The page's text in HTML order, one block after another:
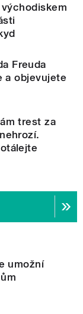
Freuda
a objevujete
trest za
umožní